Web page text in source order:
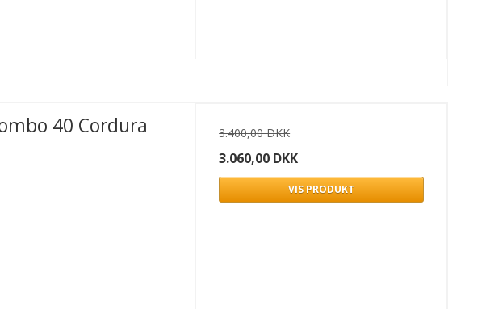
40 Cordura
3.400,00 DKK
3.060,00 DKK
VIS PRODUKT